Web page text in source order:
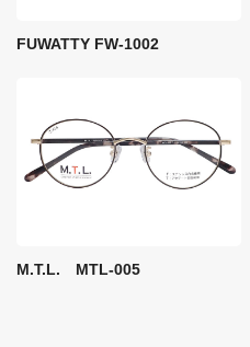
FUWATTY FW-1002
M.T.L. MTL-005